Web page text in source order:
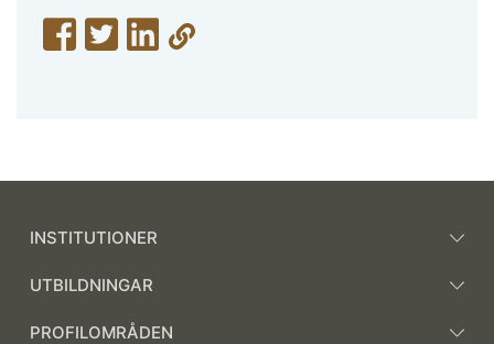
INSTITUTIONER
UTBILDNINGAR
PROFILOMRÅDEN